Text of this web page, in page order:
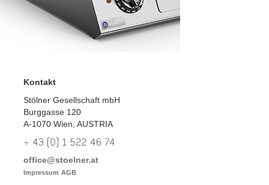
Kontakt
Stölner Gesellschaft mbH
Burggasse 120
A-1070 Wien, AUSTRIA
office@stoelner.at
Impressum AGB